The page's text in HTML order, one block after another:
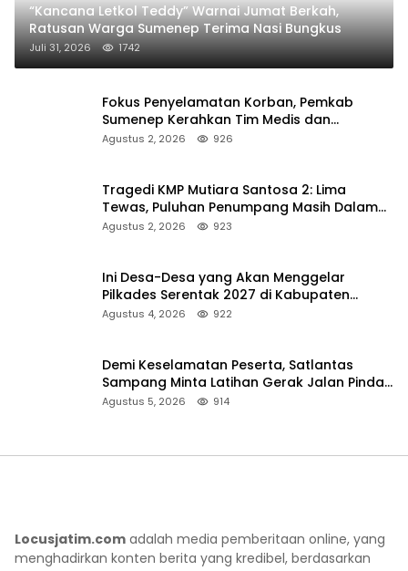
“Kancana Letkol Teddy” Warnai Jumat Berkah,
Ratusan Warga Sumenep Terima Nasi Bungkus
Juli 31, 2026 1742
Fokus Penyelamatan Korban, Pemkab
Sumenep Kerahkan Tim Medis dan
Ambulans ke Pelabuhan Kalianget
Agustus 2, 2026 926
Tragedi KMP Mutiara Santosa 2: Lima
Tewas, Puluhan Penumpang Masih Dalam
Pencarian
Agustus 2, 2026 923
Ini Desa-Desa yang Akan Menggelar
Pilkades Serentak 2027 di Kabupaten
Sumenep
Agustus 4, 2026 922
Demi Keselamatan Peserta, Satlantas
Sampang Minta Latihan Gerak Jalan Pindah
ke Lokasi Aman
Agustus 5, 2026 914
Locusjatim.com adalah media pemberitaan online, yang
menghadirkan konten berita yang kredibel, berdasarkan